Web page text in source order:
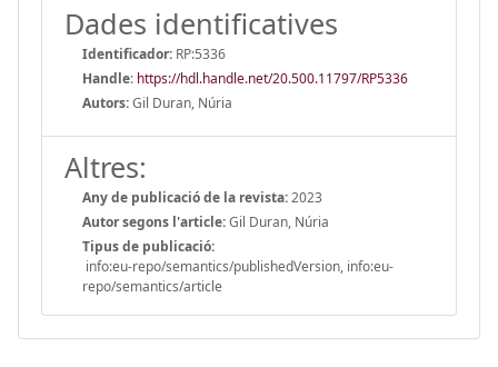
Dades identificatives
Identificador: RP:5336
Handle: https://hdl.handle.net/20.500.11797/RP5336
Autors:Gil Duran, Núria
Altres:
Any de publicació de la revista:2023
Autor segons l'article:Gil Duran, Núria
Tipus de publicació:
info:eu-repo/semantics/publishedVersion, info:eu-
repo/semantics/article